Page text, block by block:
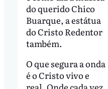
do querido Chico
Buarque, a estátua
do Cristo Redentor
também.
O que segura a onda
é o Cristo vivo e